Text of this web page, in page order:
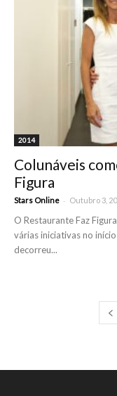
2014
Colunáveis
Figura
Stars Online - Outubro 3,
O Restaurante Faz
várias iniciativas no
decorreu...